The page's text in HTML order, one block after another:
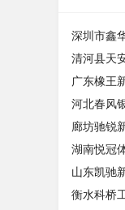
深圳市鑫
清河县天
广东橡王
河北春风
廊坊驰锐
湖南悦冠
山东凯驰
衡水科桥